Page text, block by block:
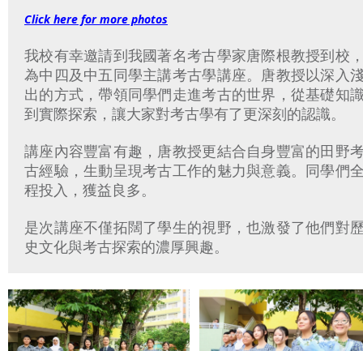
Click here for more photos
我校有幸邀請到我國著名考古學家唐際根教授到校
為中四及中五同學主講考古學講座。唐教授以深入
出的方式，帶領同學們走進考古的世界，從基礎知
到實際探索，讓大家對考古學有了更深刻的認識。
講座內容豐富有趣，唐教授更結合自身豐富的田野
古經驗，生動呈現考古工作的魅力與意義。同學們
程投入，獲益良多。
是次講座不僅拓闊了學生的視野，也激發了他們對
史文化與考古探索的濃厚興趣。